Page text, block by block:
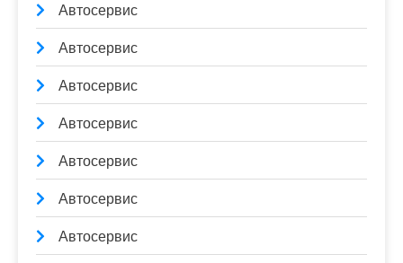
Автосервис
Автосервис
Автосервис
Автосервис
Автосервис
Автосервис
Автосервис